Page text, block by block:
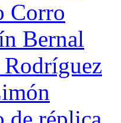
Corro
Bernal